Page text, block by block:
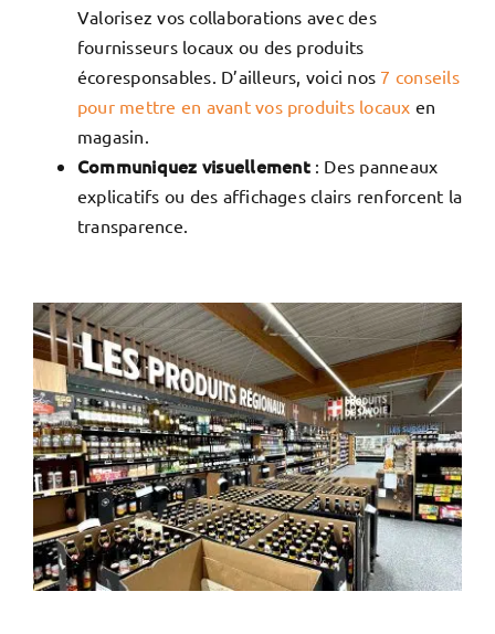
Valorisez vos collaborations avec des
fournisseurs locaux ou des produits
écoresponsables. D’ailleurs, voici nos 7 conseils
pour mettre en avant vos produits locaux en
magasin.
Communiquez visuellement: Des panneaux
explicatifs ou des affichages clairs renforcent la
transparence.